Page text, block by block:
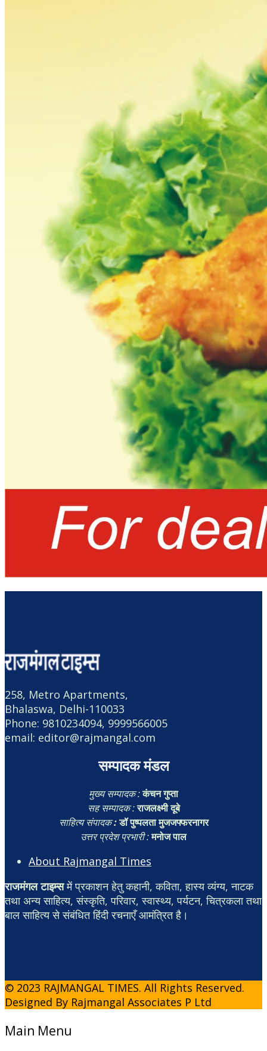
258, Metro Apartments,
Bhalaswa, Delhi-110033
Phone: 9810234094, 9999566005
email: editor@rajmangal.com
सम्पादक मंडल
मुख्य सम्पादक :कंचन गुप्ता
सह सम्पादक :राजलक्ष्मी दूबे
साहित्य संपादक:डॉ पुष्पलता मुजजफ्फरनागर
उत्तर प्रदेश प्रभारी :मनोज पाल
About Rajmangal Times
राजमंगल टाइम्समें प्रकाशन हेतु कहानी, कविता, हास्य व्यंग्य, नाटक
तथा अन्य साहित्य, संस्कृति, परिवार, स्वास्थ्य, पर्यटन, चित्रकला तथा
बाल साहित्य से संबंधित हिंदी रचनाएँ आमंत्रित है।
© 2023 RAJMANGAL TIMES. All Rights Reserved.
Designed By Rajmangal Associates P Ltd
Main Menu